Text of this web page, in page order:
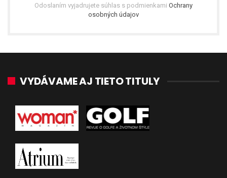
Odoslaním vyjadrujete súhlas s podmienkami Ochrany
osobných údajov
VYDÁVAME AJ TIETO TITULY